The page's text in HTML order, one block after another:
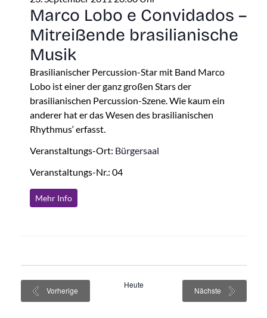
Marco Lobo e Convidados –
Mitreißende brasilianische
Musik
Brasilianischer Percussion-Star mit Band Marco
Lobo ist einer der ganz großen Stars der
brasilianischen Percussion-Szene. Wie kaum ein
anderer hat er das Wesen des brasilianischen
Rhythmus‘ erfasst.
Veranstaltungs-Ort: Bürgersaal
Veranstaltungs-Nr.: 04
Mehr Info
VorherigeVeranstaltungen
Heute
Nächste